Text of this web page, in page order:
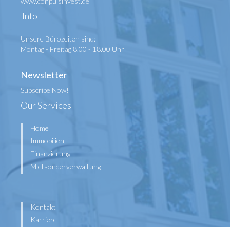
Info
Unsere Bürozeiten sind:
Montag - Freitag 8.00 - 18.00 Uhr
Newsletter
Subscribe Now!
Our Services
Home
Immobilien
Finanzierung
Mietsonderverwaltung
Kontakt
Karriere